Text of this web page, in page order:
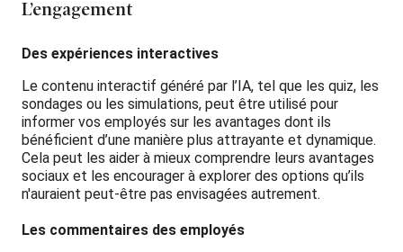
L’engagement
Des expériences interactives
Le contenu interactif généré par l’IA, tel que les quiz, les
sondages ou les simulations, peut être utilisé pour
informer vos employés sur les avantages dont ils
bénéficient d’une manière plus attrayante et dynamique.
Cela peut les aider à mieux comprendre leurs avantages
sociaux et les encourager à explorer des options qu’ils
n'auraient peut-être pas envisagées autrement.
Les commentaires des employés